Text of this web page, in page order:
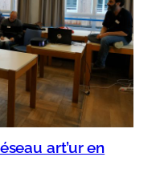
art’ur en